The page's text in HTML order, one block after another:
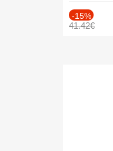
-15%
41.42€